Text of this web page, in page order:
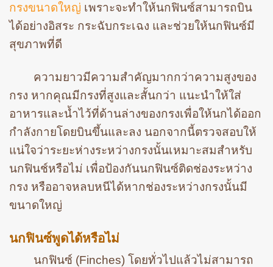
กรงขนาดใหญ่ เพราะจะทำให้นกฟินซ์สามารถบิน
ได้อย่างอิสระ กระฉับกระเฉง และช่วยให้นกฟินซ์มี
สุขภาพที่ดี
ความยาวมีความสำคัญมากกว่าความสูงของ
กรง หากคุณมีกรงที่สูงและสั้นกว่า แนะนำให้ใส่
อาหารและน้ำไว้ที่ด้านล่างของกรงเพื่อให้นกได้ออก
กำลังกายโดยบินขึ้นและลง นอกจากนี้ตรวจสอบให้
แน่ใจว่าระยะห่างระหว่างกรงนั้นเหมาะสมสำหรับ
นกฟินช์หรือไม่ เพื่อป้องกันนกฟินซ์ติดช่องระหว่าง
กรง หรืออาจหลบหนีได้หากช่องระหว่างกรงนั้นมี
ขนาดใหญ่
นกฟินซ์พูดได้หรือไม่
นกฟินซ์ (Finches) โดยทั่วไปแล้วไม่สามารถ